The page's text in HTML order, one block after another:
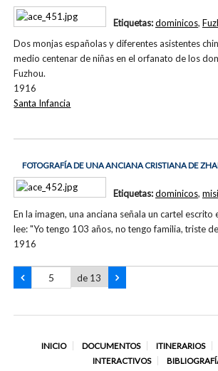
Dos monjas españolas y diferentes asistentes
medio centenar de niñas en el orfanato de los
Fuzhou.
1916
Etiquetas:dominicos,
Santa Infancia
FOTOGRAFÍA DE UNA ANCIANA CRISTIANA DE
En la imagen, una anciana señala un cartel
lee: "Yo tengo 103 años, no tengo familia, triste
1916
Etiquetas:dominicos,
de 13
INICIO DOCUMENTOS ITINERARIOS
INTERACTIVOS